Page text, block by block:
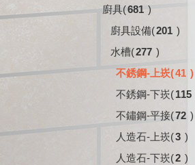
廚具(681 )
廚具設備(201 )
水槽(277 )
不銹鋼-上崁(41 )
不銹鋼-下崁(115
不鏽鋼-平接(72 )
人造石-上崁(3 )
人造石-下崁(2 )